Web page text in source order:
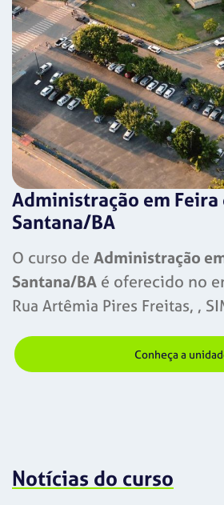
Administração em Feira
Santana/BA
O curso de Administração
Santana/BA é oferecido no
Rua Artêmia Pires Freitas, ,
Conheça a
Notícias do curso